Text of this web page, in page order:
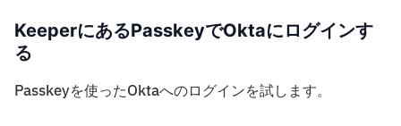
KeeperにあるPasskeyでOktaにログインす
る
Passkeyを使ったOktaへのログインを試します。